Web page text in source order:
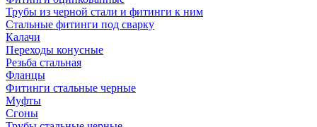
Трубы из черной стали и фитинги к ним
Стальные фитинги под сварку
Калачи
Переходы конусные
Резьба стальная
Фланцы
Фитинги стальные черные
Муфты
Сгоны